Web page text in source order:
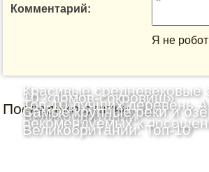
Комментарий:
Я не робот
Последние статьи
Красивые средневековые
Шотландии: Топ-10
10 «домов-сокровищ»
Великобритании
Топ-10 лучших деревень
рекомендуемых к
Самые крупные реки и
Великобритании: Топ-10